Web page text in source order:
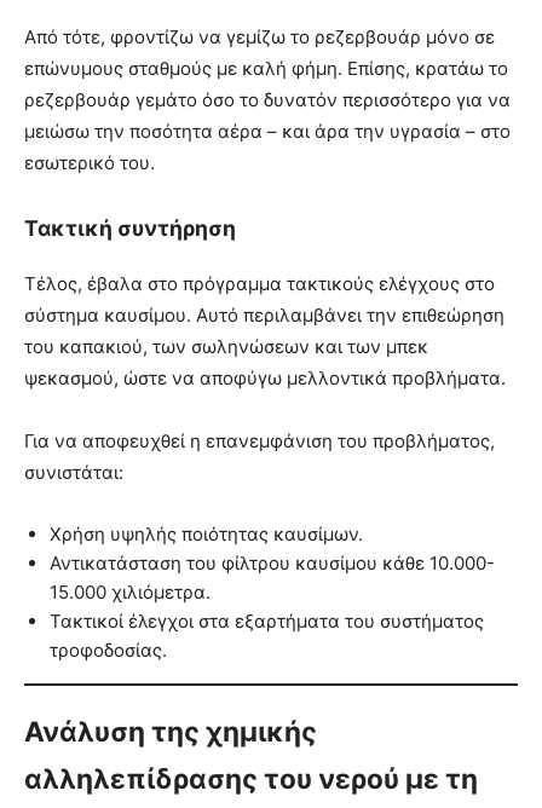
Από τότε, φροντίζω να γεμίζω το ρεζερβουάρ μόνο σε
επώνυμους σταθμούς με καλή φήμη. Επίσης, κρατάω το
ρεζερβουάρ γεμάτο όσο το δυνατόν περισσότερο για να
μειώσω την ποσότητα αέρα – και άρα την υγρασία – στο
εσωτερικό του.
Τακτική συντήρηση
Τέλος, έβαλα στο πρόγραμμα τακτικούς ελέγχους στο
σύστημα καυσίμου. Αυτό περιλαμβάνει την επιθεώρηση
του καπακιού, των σωληνώσεων και των μπεκ
ψεκασμού, ώστε να αποφύγω μελλοντικά προβλήματα.
Για να αποφευχθεί η επανεμφάνιση του προβλήματος,
συνιστάται:
Χρήση υψηλής ποιότητας καυσίμων.
Αντικατάσταση του φίλτρου καυσίμου κάθε 10.000-
15.000 χιλιόμετρα.
Τακτικοί έλεγχοι στα εξαρτήματα του συστήματος
τροφοδοσίας.
Ανάλυση της χημικής
αλληλεπίδρασης του νερού με τη